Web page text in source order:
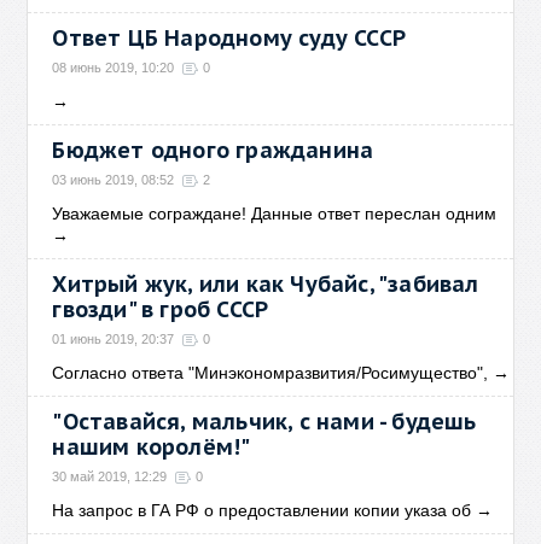
Ответ ЦБ Народному суду СССР
08 июнь 2019, 10:20 0
→
Бюджет одного гражданина
03 июнь 2019, 08:52 2
Уважаемые сограждане! Данные ответ переслан одним
→
Хитрый жук, или как Чубайс, "забивал
гвозди" в гроб СССР
01 июнь 2019, 20:37 0
Согласно ответа "Минэкономразвития/Росимущество", →
"Оставайся, мальчик, с нами - будешь
нашим королём!"
30 май 2019, 12:29 0
На запрос в ГА РФ о предоставлении копии указа об →